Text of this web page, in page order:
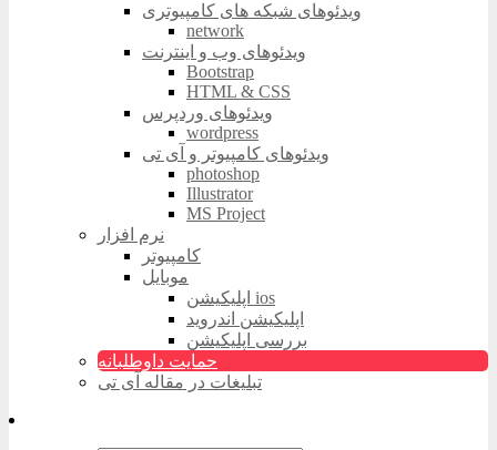
ویدئوهای شبکه های کامپیوتری
network
ویدئوهای وب و اینترنت
Bootstrap
HTML & CSS
ویدئوهای وردپرس
wordpress
ویدئوهای کامپیوتر و آی تی
photoshop
Illustrator
MS Project
نرم افزار
کامپیوتر
موبایل
اپلیکیشن ios
اپلیکیشن اندروید
بررسی اپلیکیشن
حمایت داوطلبانه
تبلیغات در مقاله آی تی